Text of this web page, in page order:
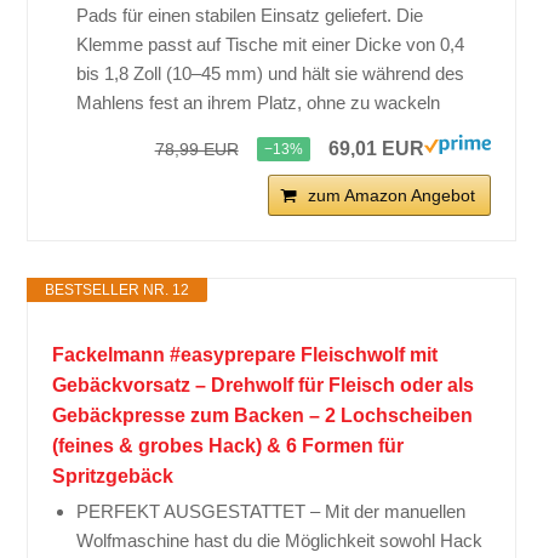
Pads für einen stabilen Einsatz geliefert. Die
Klemme passt auf Tische mit einer Dicke von 0,4
bis 1,8 Zoll (10–45 mm) und hält sie während des
Mahlens fest an ihrem Platz, ohne zu wackeln
78,99 EUR −13% 69,01 EUR
zum Amazon Angebot
BESTSELLER NR. 12
Fackelmann #easyprepare Fleischwolf mit
Gebäckvorsatz – Drehwolf für Fleisch oder als
Gebäckpresse zum Backen – 2 Lochscheiben
(feines & grobes Hack) & 6 Formen für
Spritzgebäck
PERFEKT AUSGESTATTET – Mit der manuellen
Wolfmaschine hast du die Möglichkeit sowohl Hack